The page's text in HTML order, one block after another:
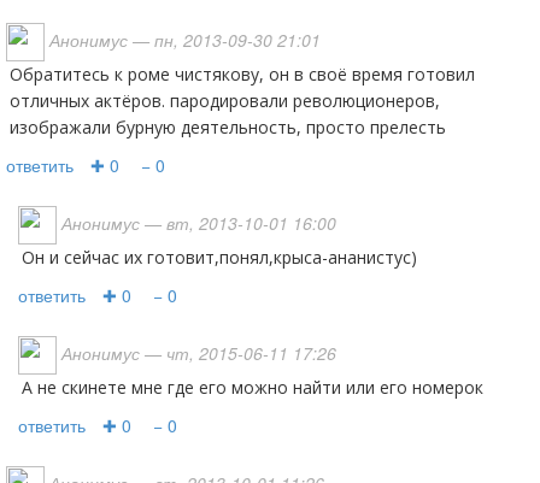
Анонимус — пн, 2013-09-30 21:01
обратитесь к роме чистякову, он в своё время готовил
отличных актёров. пародировали революционеров,
изображали бурную деятельность, просто прелесть
ответить ✚ 0 − 0
Анонимус — вт, 2013-10-01 16:00
Он и сейчас их готовит,понял,крыса-ананистус)
ответить ✚ 0 − 0
Анонимус — чт, 2015-06-11 17:26
а не скинете мне где его можно найти или его номерок
ответить ✚ 0 − 0